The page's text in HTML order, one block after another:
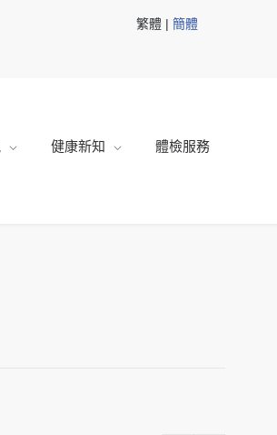
繁體 | 簡體
健康新知 體檢服務